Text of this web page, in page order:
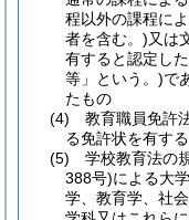
程以外の課程に
者を含む。)又は
有すると認定し
等」という。)で
たもの
(4)
教育職員免許
る免許状を有す
(5)
学校教育法の
388号)による大
学、教育学、社